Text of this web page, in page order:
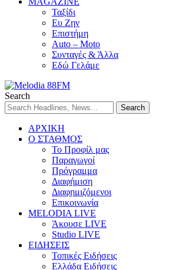
Ταξίδι
Ευ Ζην
Επιστήμη
Auto – Moto
Συνταγές & Άλλα
Εδώ Γελάμε
Search
ΑΡΧΙΚΗ
Ο ΣΤΑΘΜΟΣ
Το Προφίλ μας
Παραγωγοί
Πρόγραμμα
Διαφήμιση
Διαφημιζόμενοι
Επικοινωνία
MELODIA LIVE
Άκουσε LIVE
Studio LIVE
ΕΙΔΗΣΕΙΣ
Τοπικές Ειδήσεις
Ελλάδα Ειδήσεις